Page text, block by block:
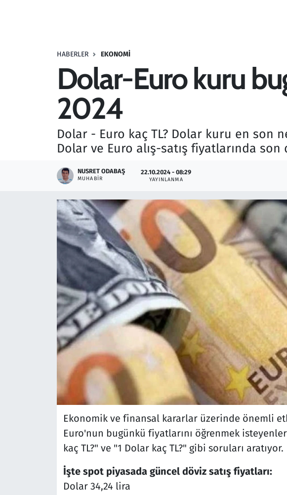
HABERLER EKONOMI
Dolar-Euro kuru
2024
Dolar - Euro kaç TL? Dolar kuru en son
Dolar ve Euro alış-satış fiyatlarında son
NUSRET ODABAŞ
MUHABIR
22.10.2024 - 08:29
YAYINLANMA
Ekonomik ve finansal kararlar üzerinde önemli
Euro'nun bugünkü fiyatlarını öğrenmek
kaç TL?" ve "1 Dolar kaç TL?" gibi soruları aratıyor.
İşte spot piyasada güncel döviz satış fiyatları:
Dolar 34,24 lira
Savunma Sanayi
Teknoloji ve Bilim
Televizyon